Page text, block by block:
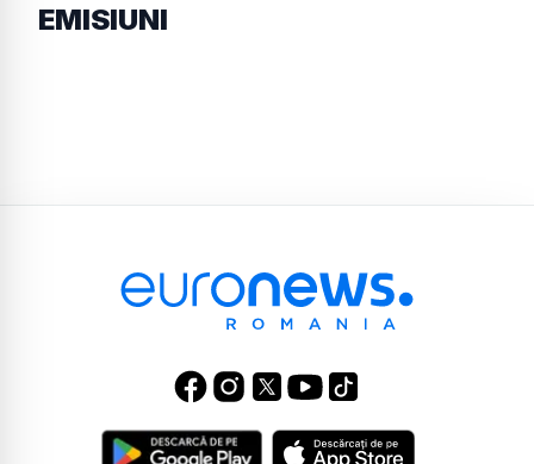
EMISIUNI